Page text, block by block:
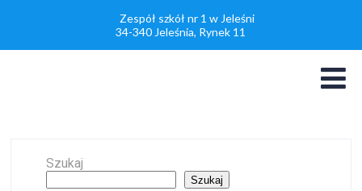
Zespół szkół nr 1 w Jeleśni
34-340 Jeleśnia, Rynek 11
Szukaj
Szukaj